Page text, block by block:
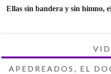
Ellas sin bandera y sin himno,
APEDREADOS, EL